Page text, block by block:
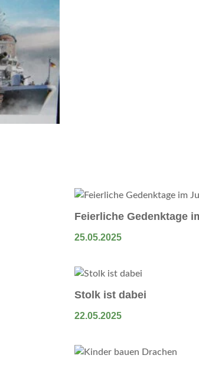
Feierliche Gedenktage
25.05.2025
Stolk ist dabei
22.05.2025